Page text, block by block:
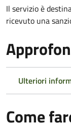
Il servizio è
ricevuto una
Ulteriori
Come